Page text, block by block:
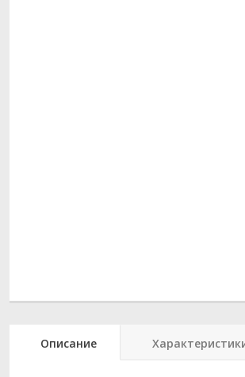
Описание